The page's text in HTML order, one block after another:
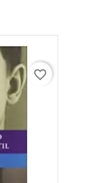
favorite_border